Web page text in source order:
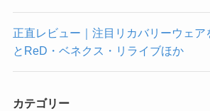
正直レビュー｜注目リカバリーウェア
とReD・ベネクス・リライブほか
カテゴリー